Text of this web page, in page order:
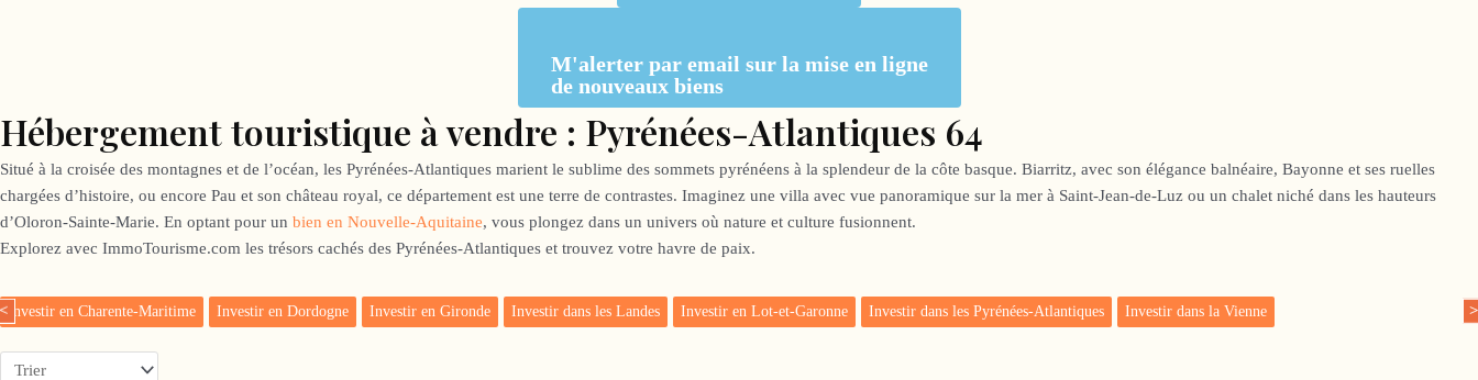
M'alerter par email sur la mise en ligne
de nouveaux biens
Hébergement touristique à vendre : Pyrénées-Atlantiques 64
Situé à la croisée des montagnes et de l’océan, les Pyrénées-Atlantiques marient le sublime des sommets pyrénéens à la splendeur de la côte basque. Biarritz, avec son élégance balnéaire, Bayonne et ses ruelles
chargées d’histoire, ou encore Pau et son château royal, ce département est une terre de contrastes. Imaginez une villa avec vue panoramique sur la mer à Saint-Jean-de-Luz ou un chalet niché dans les hauteurs
d’Oloron-Sainte-Marie. En optant pour un bien en Nouvelle-Aquitaine, vous plongez dans un univers où nature et culture fusionnent.
Explorez avec ImmoTourisme.com les trésors cachés des Pyrénées-Atlantiques et trouvez votre havre de paix.
< Investir en Charente-Maritime Investir en Dordogne Investir en Gironde Investir dans les Landes Investir en Lot-et-Garonne Investir dans les Pyrénées-Atlantiques Investir dans la Vienne >